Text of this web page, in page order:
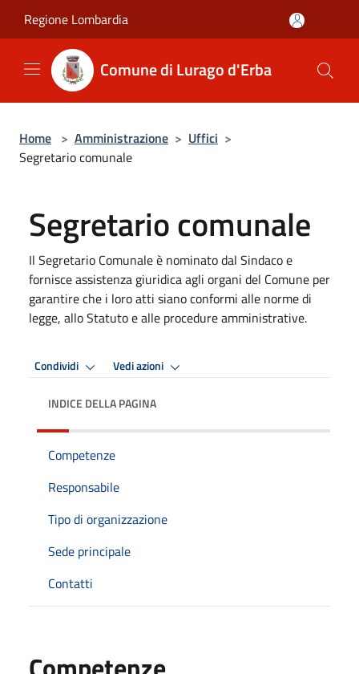
Regione Lombardia
Comune di Lurago d'Erba
Home > Amministrazione > Uffici >
Segretario comunale
Segretario comunale
Il Segretario Comunale è nominato dal Sindaco e
fornisce assistenza giuridica agli organi del Comune per
garantire che i loro atti siano conformi alle norme di
legge, allo Statuto e alle procedure amministrative.
Condividi Vedi azioni
INDICE DELLA PAGINA
Competenze
Responsabile
Tipo di organizzazione
Sede principale
Contatti